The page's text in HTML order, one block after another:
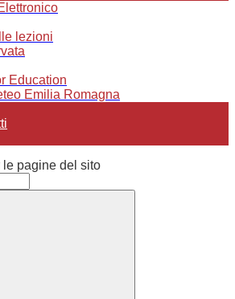
lezioni
Education
Emilia Romagna
pagine del sito